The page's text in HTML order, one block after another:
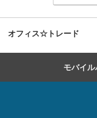
オフィス☆トレード
モバイ